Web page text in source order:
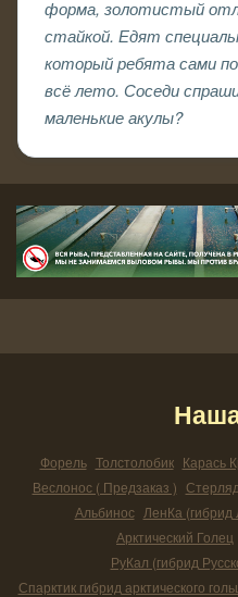
форма, золотистый
стайкой. Едят
который ребята сами
всё лето. Соседи
маленькие акулы?
Форель Толстолобик Карась
Веслонос ( Предзаказ )
Альбинос ЛенКа (гибрид
Арктический Голец
РуКал (гибрид
Спарктик гибрид арктического